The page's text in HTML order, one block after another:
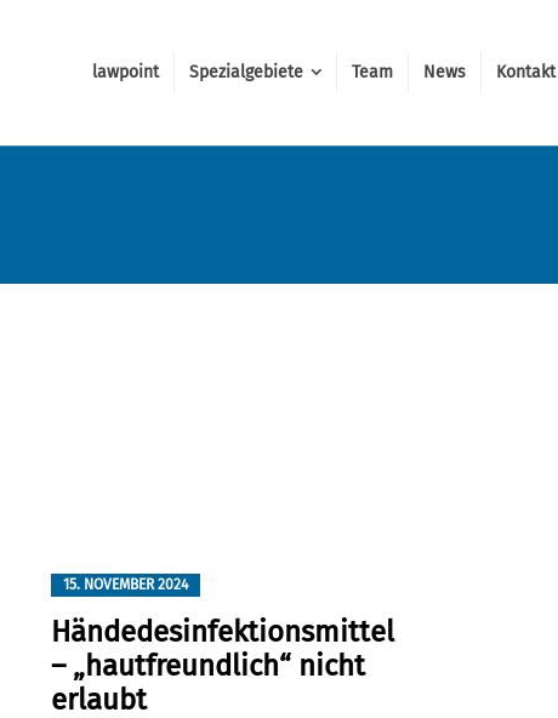
lawpoint Spezialgebiete Team News Kontakt
15. NOVEMBER 2024
Händedesinfektionsmittel
– „hautfreundlich“ nicht
erlaubt